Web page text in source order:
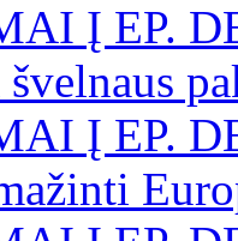
Į EP.
Į EP.